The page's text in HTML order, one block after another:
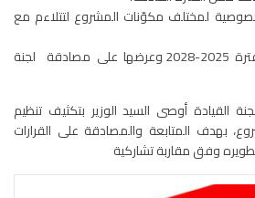
لمختلف مكوّنات المشروع لتتلاءم مع
✍إعداد مخطط عملي للفترة 2025-2028 وعرضها على مصادقة لجنة
القيادة أوصى السيد الوزير بتكثيف تنظيم
بهدف المتابعة والمصادقة على القرارات
وفق مقاربة تشاركية